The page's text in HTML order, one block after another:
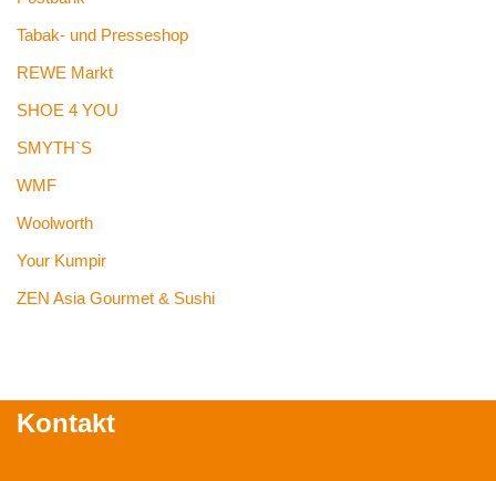
Tabak- und Presseshop
REWE Markt
SHOE 4 YOU
SMYTH`S
WMF
Woolworth
Your Kumpir
ZEN Asia Gourmet & Sushi
Kontakt